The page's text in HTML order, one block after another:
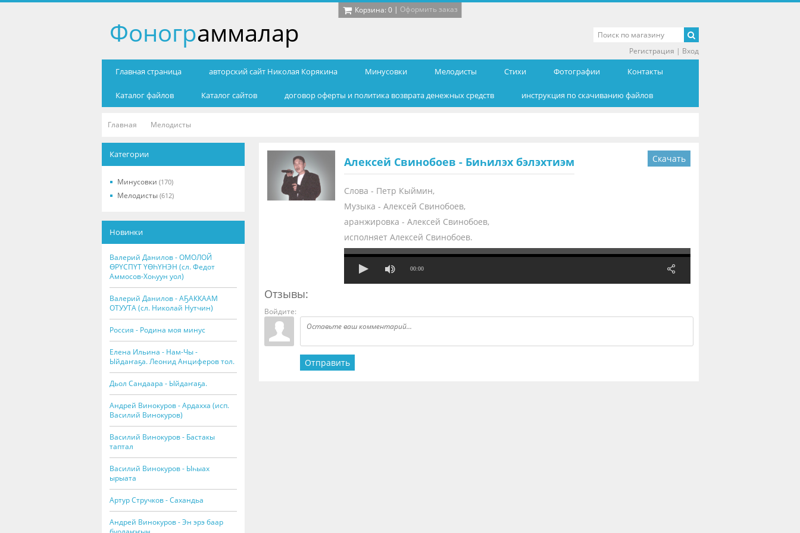
Корзина: 0| Оформить заказ
Фонограммалар
Главная страница авторский сайт Николая Корякина Минусовки Мелодисты Cтихи Фотографии Контакты
Каталог файлов Каталог сайтов договор оферты и политика возврата денежных средств инструкция по скачиванию файлов
Регистрация | Вход
Главная Мелодисты
Алексей Свинобоев - Биһилэх бэлэхтиэм Скачать
Слова - Петр Кыймин,
Музыка - Алексей Свинобоев,
аранжировка - Алексей Свинобоев,
исполняет Алексей Свинобоев.
00:00
Отзывы:
Войдите:
Отправить
Категории
Минусовки (170)
Мелодисты (612)
Новинки
Валерий Данилов - ОМОЛОЙ
ӨРҮСПҮТ ҮӨҺҮНЭН (сл. Федот
Аммосов-Хоһуун уол)
Валерий Данилов - АҔАККААМ
ОТУУТА (сл. Николай Нутчин)
Россия - Родина моя минус
Елена Ильина - Нам-Чы -
Ыйдаҥаҕа. Леонид Анциферов тол.
Дьол Сандаара - Ыйдаҥаҕа.
Андрей Винокуров - Ардахха (исп.
Василий Винокуров)
Василий Винокуров - Бастакы
таптал
Василий Винокуров - Ыһыах
ырыата
Артур Стручков - Сахандьа
Андрей Винокуров - Эн эрэ баар